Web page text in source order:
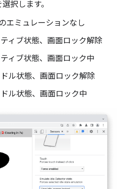
択します。
エミュレーションなし
ィブ状態、画面ロック解除
ィブ状態、画面ロック中
ル状態、画面ロック解除
ル状態、画面ロック中